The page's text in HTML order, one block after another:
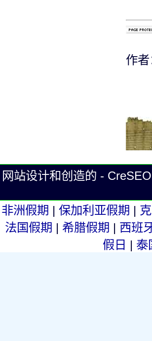
作
网站设计和创造的 -
非洲假期 | 保加利亚假期 |
法国假期 | 希腊假期 | 西班
假日 | 泰